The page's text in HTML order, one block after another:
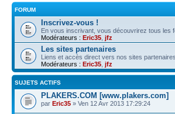
FORUM
Inscrivez-vous !
En vous inscrivant, vous découvrirez tous les
Modérateurs : Eric35 jfz
Les sites partenaires
Liens et accès direct vers nos sites partenaires
Modérateurs : Eric35 jfz
SUJETS ACTIFS
PLAKERS.COM [www.plakers.com]
par Eric35 » Ven 12 Avr 2013 17:29:24